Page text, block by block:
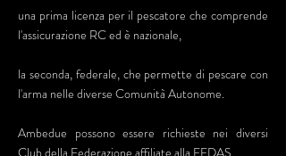
una prima licenza per il pescatore che comprende
l'assicurazione RC ed è nazionale,
la seconda, federale, che permette di pescare con
l'arma nelle diverse Comunità Autonome.
Ambedue possono essere richieste nei diversi
Club della Federazione affiliate alla FEDAS.